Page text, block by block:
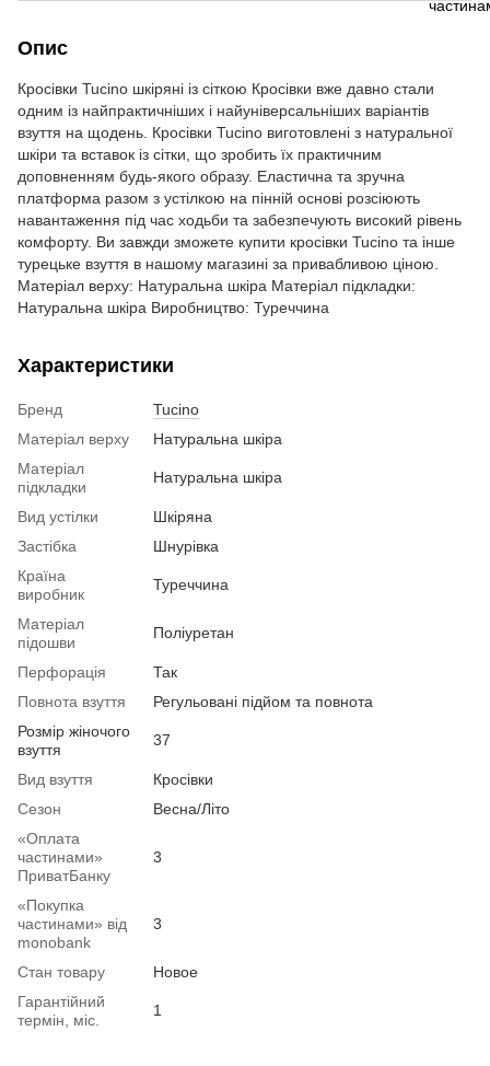
Опис
Кросівки Tucino шкіряні із сіткою Кросівки вже давно стали
одним із найпрактичніших і найуніверсальніших варіантів
взуття на щодень. Кросівки Tucino виготовлені з натуральної
шкіри та вставок із сітки, що зробить їх практичним
доповненням будь-якого образу. Еластична та зручна
платформа разом з устілкою на пінній основі розсіюють
навантаження під час ходьби та забезпечують високий рівень
комфорту. Ви завжди зможете купити кросівки Tucino та інше
турецьке взуття в нашому магазині за привабливою ціною.
Матеріал верху: Натуральна шкіра Матеріал підкладки:
Натуральна шкіра Виробництво: Туреччина
Характеристики
Бренд
Tucino
Матеріал верху
Натуральна шкіра
Матеріал
підкладки
Натуральна шкіра
Вид устілки
Шкіряна
Застібка
Шнурівка
Країна
виробник
Туреччина
Матеріал
підошви
Поліуретан
Перфорація
Так
Повнота взуття
Регульовані підйом та повнота
Розмір жіночого
взуття
37
Вид взуття
Кросівки
Сезон
Весна/Літо
«Оплата
частинами»
ПриватБанку
3
«Покупка
частинами» від
monobank
3
Стан товару
Новое
Гарантійний
термін, міс.
1